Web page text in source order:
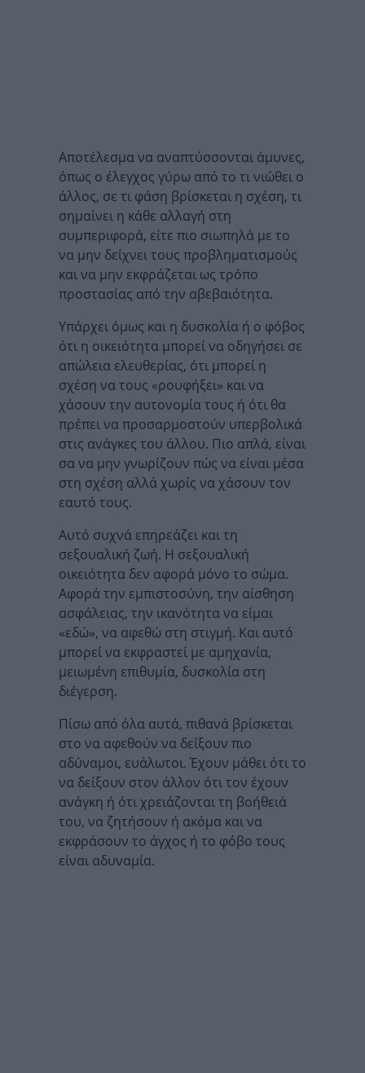
Αποτέλεσμα να αναπτύσσονται άμυνες,
όπως ο έλεγχος γύρω από το τι νιώθει ο
άλλος, σε τι φάση βρίσκεται η σχέση, τι
σημαίνει η κάθε αλλαγή στη
συμπεριφορά, είτε πιο σιωπηλά με το
να μην δείχνει τους προβληματισμούς
και να μην εκφράζεται ως τρόπο
προστασίας από την αβεβαιότητα.
Υπάρχει όμως και η δυσκολία ή ο φόβος
ότι η οικειότητα μπορεί να οδηγήσει σε
απώλεια ελευθερίας, ότι μπορεί η
σχέση να τους «ρουφήξει» και να
χάσουν την αυτονομία τους ή ότι θα
πρέπει να προσαρμοστούν υπερβολικά
στις ανάγκες του άλλου. Πιο απλά, είναι
σα να μην γνωρίζουν πώς να είναι μέσα
στη σχέση αλλά χωρίς να χάσουν τον
εαυτό τους.
Αυτό συχνά επηρεάζει και τη
σεξουαλική ζωή. Η σεξουαλική
οικειότητα δεν αφορά μόνο το σώμα.
Αφορά την εμπιστοσύνη, την αίσθηση
ασφάλειας, την ικανότητα να είμαι
«εδώ», να αφεθώ στη στιγμή. Και αυτό
μπορεί να εκφραστεί με αμηχανία,
μειωμένη επιθυμία, δυσκολία στη
διέγερση.
Πίσω από όλα αυτά, πιθανά βρίσκεται
στο να αφεθούν να δείξουν πιο
αδύναμοι, ευάλωτοι. Έχουν μάθει ότι το
να δείξουν στον άλλον ότι τον έχουν
ανάγκη ή ότι χρειάζονται τη βοήθειά
του, να ζητήσουν ή ακόμα και να
εκφράσουν το άγχος ή το φόβο τους
είναι αδυναμία.